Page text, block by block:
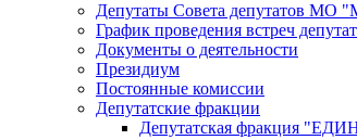
Депутаты Совета депутатов МО
График проведения встреч
Документы о деятельности
Президиум
Постоянные комиссии
Депутатские фракции
Депутатская фракция